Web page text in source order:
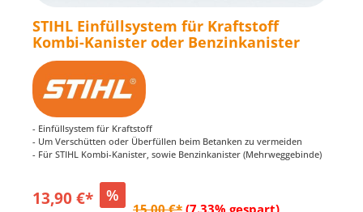
STIHL Einfüllsystem für Kraftstoff
Kombi-Kanister oder Benzinkanister
- Einfüllsystem für Kraftstoff
- Um Verschütten oder Überfüllen beim Betanken zu vermeiden
- Für STIHL Kombi-Kanister, sowie Benzinkanister (Mehrweggebinde)
13,90 €* %